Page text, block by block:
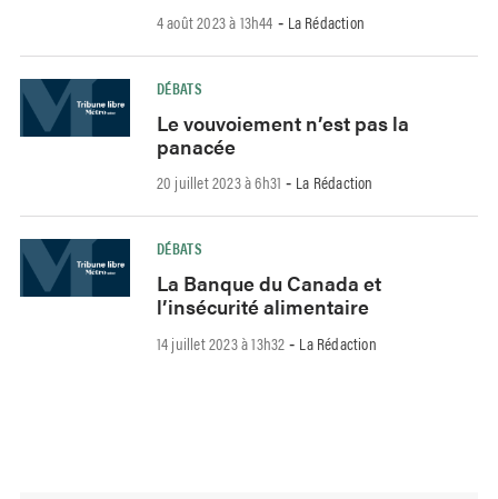
4 août 2023 à 13h44 - La Rédaction
DÉBATS
Le vouvoiement n’est pas la
panacée
20 juillet 2023 à 6h31 - La Rédaction
DÉBATS
La Banque du Canada et
l’insécurité alimentaire
14 juillet 2023 à 13h32 - La Rédaction